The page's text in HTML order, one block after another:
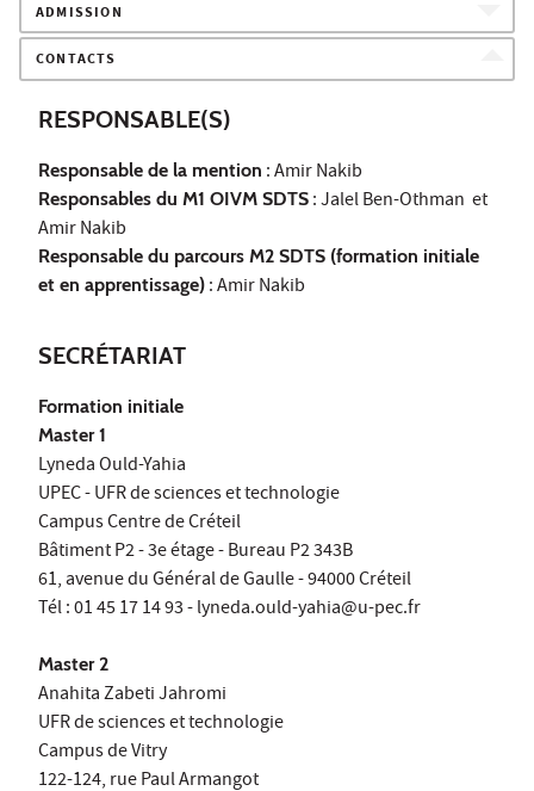
ADMISSION
CONTACTS
RESPONSABLE(S)
Responsable de la mention : Amir Nakib
Responsables du M1 OIVM SDTS : Jalel Ben-Othman et
Amir Nakib
Responsable du parcours M2 SDTS (formation initiale
et en apprentissage) : Amir Nakib
SECRÉTARIAT
Formation initiale
Master 1
Lyneda Ould-Yahia
UPEC - UFR de sciences et technologie
Campus Centre de Créteil
Bâtiment P2 - 3e étage - Bureau P2 343B
61, avenue du Général de Gaulle - 94000 Créteil
Tél : 01 45 17 14 93 - lyneda.ould-yahia@u-pec.fr
Master 2
Anahita Zabeti Jahromi
UFR de sciences et technologie
Campus de Vitry
122-124, rue Paul Armangot